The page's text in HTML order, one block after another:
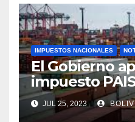
IMPUESTOS NACIONALES
El Gobierno
impuesto
bienes y
JUL 25, 2023